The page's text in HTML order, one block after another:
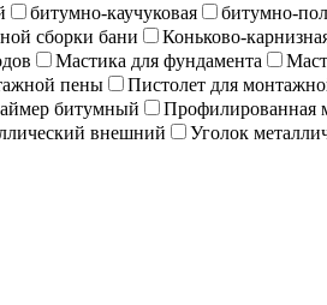
битумно-каучуковая битумно-
сборки бани Коньково-
Мастика для фундамента
пены Пистолет для
битумный Профилированная
внешний Уголок